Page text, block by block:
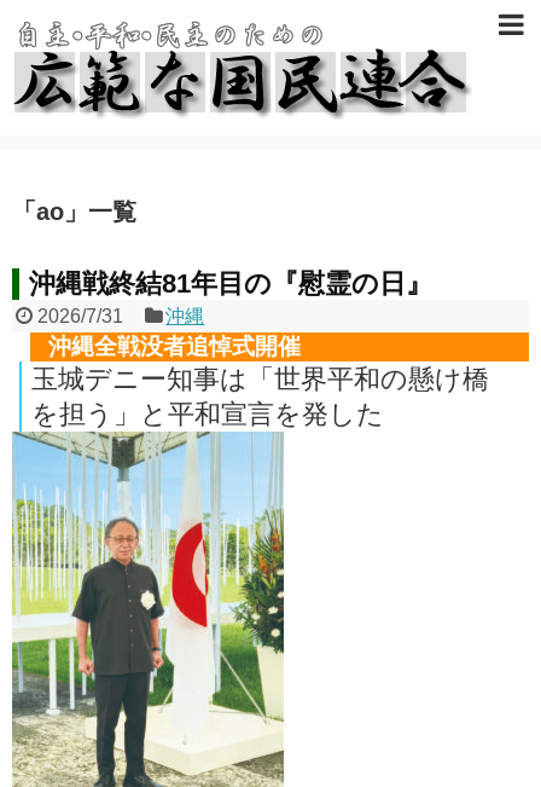
「 ao 」 一覧
沖縄戦終結81年目の『慰霊の日』
2026/7/31 沖縄
沖縄全戦没者追悼式開催
玉城デニー知事は「世界平和の懸け橋
を担う」と平和宣言を発した